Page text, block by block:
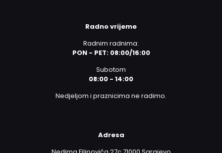
Radno vrijeme
Radnim radnima:
PON - PET: 08:00/16:00
Subotom
08:00 - 14:00
Nedjeljom i praznicima ne radimo.
Adresa